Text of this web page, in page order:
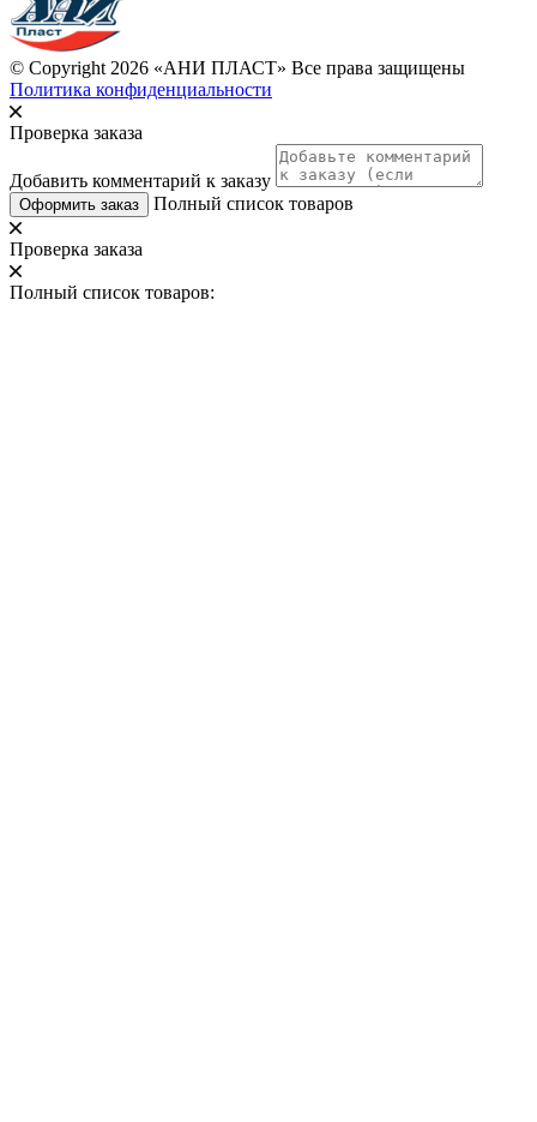
© Copyright 2026 «АНИ ПЛАСТ» Все права защищены
Политика конфиденциальности
Проверка заказа
Добавить комментарий к заказу
Оформить заказ Полный список товаров
Проверка заказа
Полный список товаров: